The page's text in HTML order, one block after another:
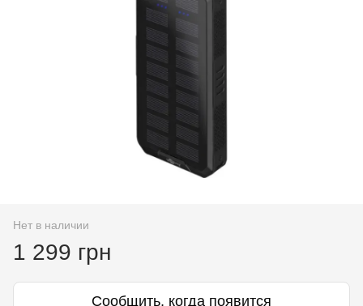
Нет в наличии
1 299 грн
Сообщить, когда появится